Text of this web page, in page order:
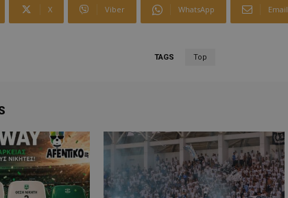
X Viber WhatsApp Email
TAGS Top